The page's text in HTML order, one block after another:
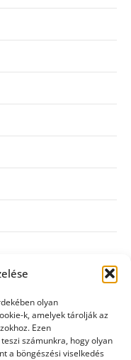
olyan
k, amelyek tárolják az
Ezen
számunkra, hogy olyan
a böngészési viselkedés